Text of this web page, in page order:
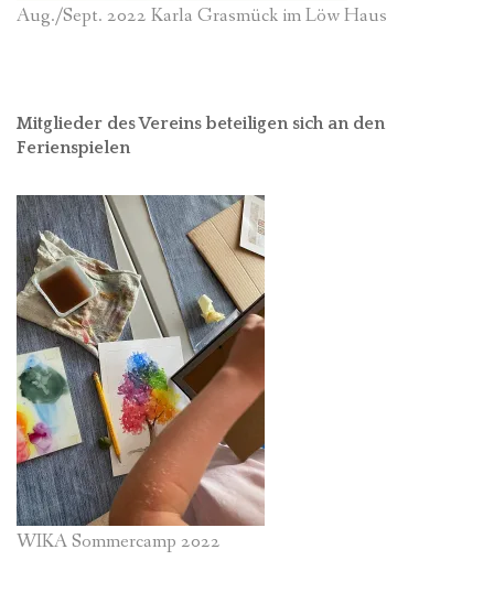
Aug./Sept. 2022 Karla Grasmück im Löw Haus
Mitglieder des Vereins beteiligen sich an den
Ferienspielen
WIKA Sommercamp 2022